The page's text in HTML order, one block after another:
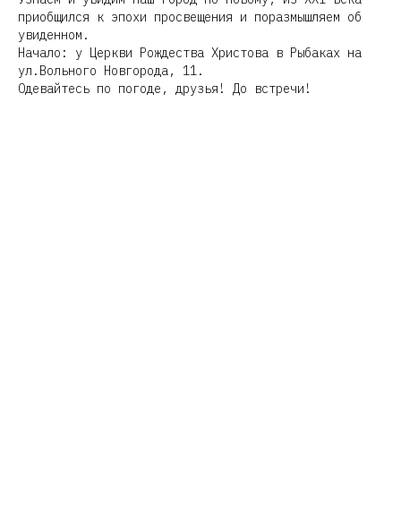
приобщился к эпохи просвещения и поразмышляем об
увиденном.
Начало: у Церкви Рождества Христова в Рыбаках на
ул.Вольного Новгорода, 11.
Одевайтесь по погоде, друзья! До встречи!